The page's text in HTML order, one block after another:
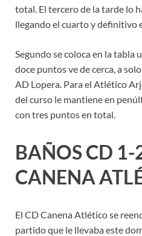
total. El tercero de la tarde lo
llegando el cuarto y definitivo
Segundo se coloca en la tabla
doce puntos ve de cerca, a
AD Lopera. Para el Atlético
del curso le mantiene en
con tres puntos en total.
BAÑOS CD 1-
CANENA
El CD Canena Atlético se
partido que le llevaba este